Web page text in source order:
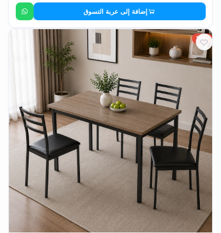
إضافة إلى عربة التسوق
10%